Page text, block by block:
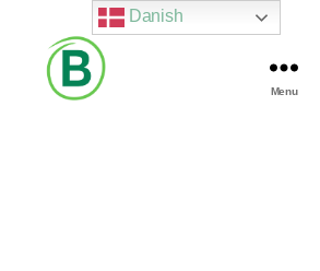
Menu
Danish